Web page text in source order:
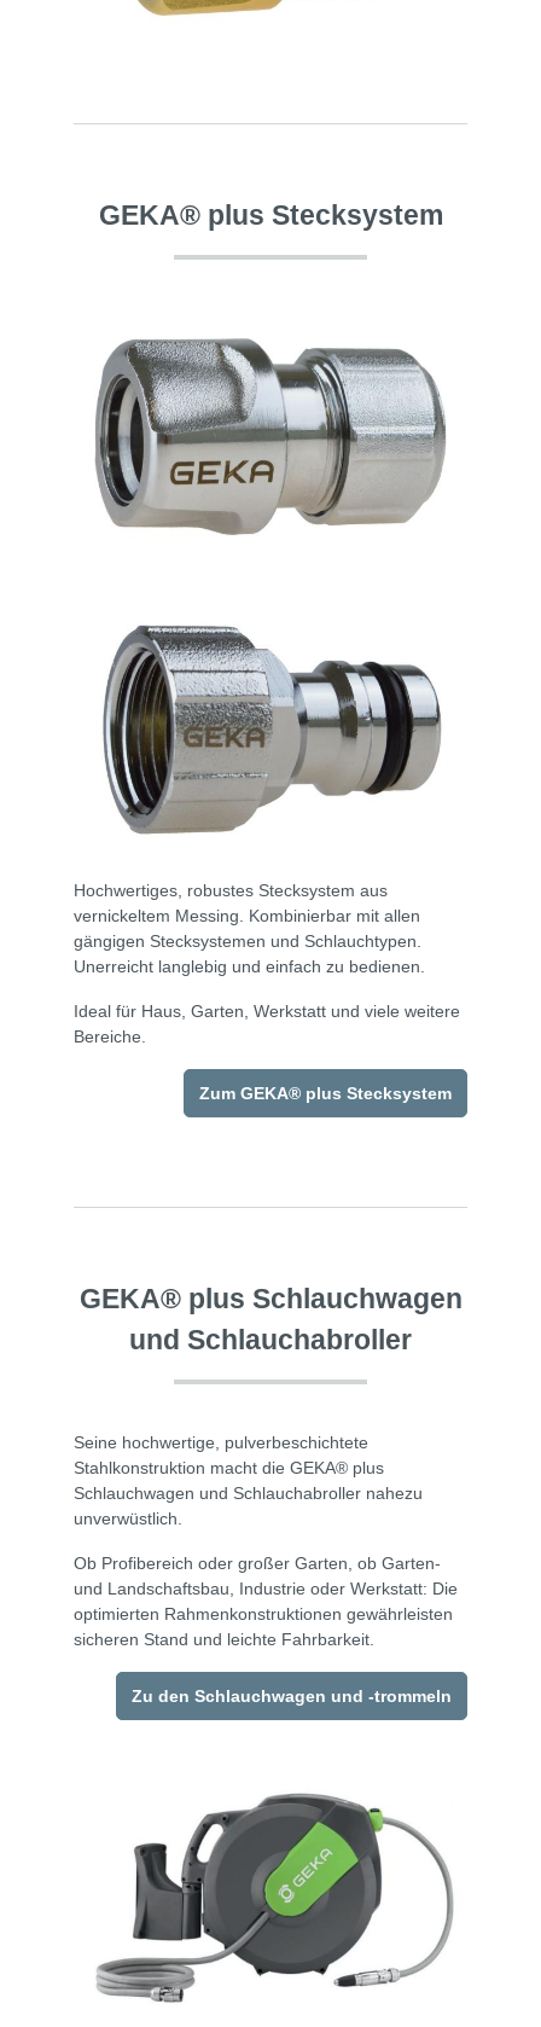
GEKA® plus Stecksystem
Hochwertiges, robustes Stecksystem aus
vernickeltem Messing. Kombinierbar mit allen
gängigen Stecksystemen und Schlauchtypen.
Unerreicht langlebig und einfach zu bedienen.
Ideal für Haus, Garten, Werkstatt und viele weitere
Bereiche.
Zum GEKA® plus Stecksystem
GEKA® plus Schlauchwagen
und Schlauchabroller
Seine hochwertige, pulverbeschichtete
Stahlkonstruktion macht die GEKA® plus
Schlauchwagen und Schlauchabroller nahezu
unverwüstlich.
Ob Profibereich oder großer Garten, ob Garten-
und Landschaftsbau, Industrie oder Werkstatt: Die
optimierten Rahmenkonstruktionen gewährleisten
sicheren Stand und leichte Fahrbarkeit.
Zu den Schlauchwagen und -trommeln